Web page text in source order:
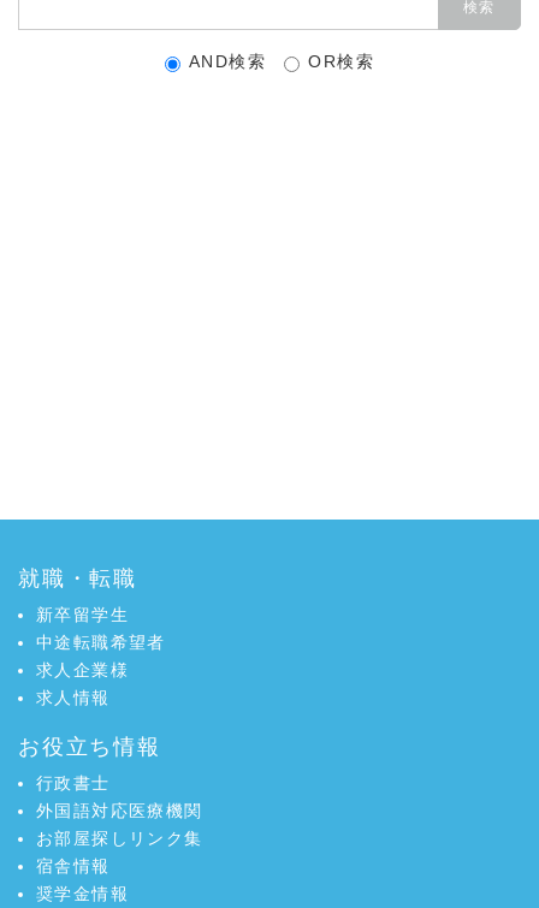
AND検索 OR検索
就職・転職
新卒留学生
中途転職希望者
求人企業様
求人情報
お役立ち情報
行政書士
外国語対応医療機関
お部屋探しリンク集
宿舎情報
奨学金情報